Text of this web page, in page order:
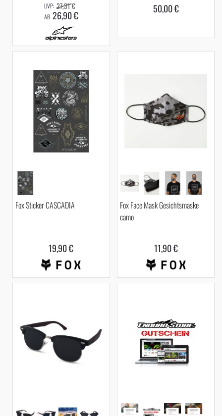
AB 26,90 €
27,31 € 50,00 €
Fox Sticker CASCADIA
19,90 €
Fox Face Mask Gesichtsmaske
camo
11,90 €